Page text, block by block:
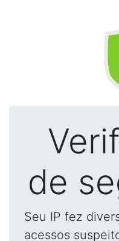
de
Seu IP fez
acessos